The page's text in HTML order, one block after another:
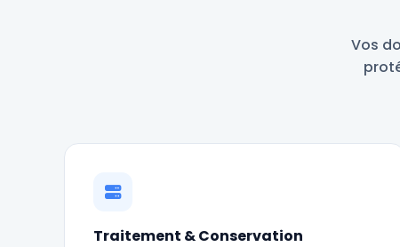
Vos
Traitement & Conservation